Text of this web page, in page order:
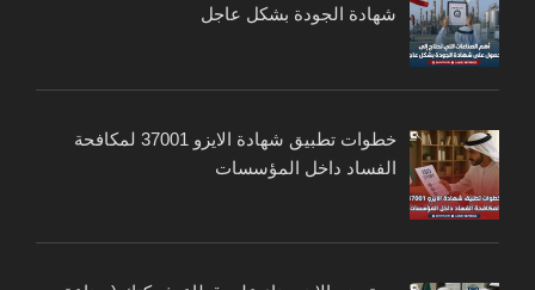
شهادة الجودة بشكل عاجل
خطوات تطبيق شهادة الايزو 37001 لمكافحة
الفساد داخل المؤسسات